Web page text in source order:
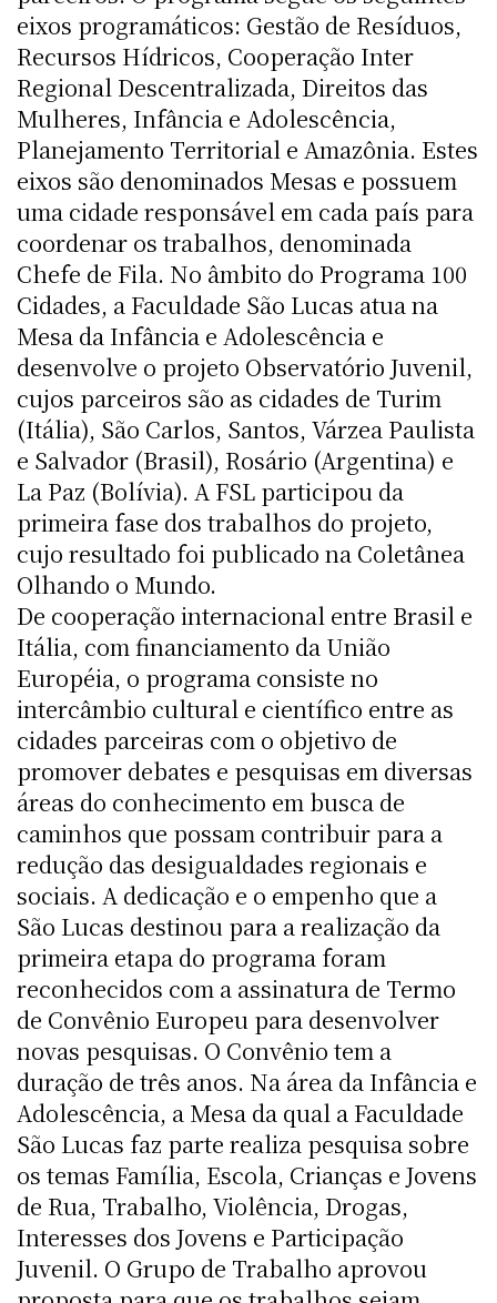
eixos programáticos: Gestão de Resíduos,
Recursos Hídricos, Cooperação Inter
Regional Descentralizada, Direitos das
Mulheres, Infância e Adolescência,
Planejamento Territorial e Amazônia. Estes
eixos são denominados Mesas e possuem
uma cidade responsável em cada país para
coordenar os trabalhos, denominada
Chefe de Fila. No âmbito do Programa 100
Cidades, a Faculdade São Lucas atua na
Mesa da Infância e Adolescência e
desenvolve o projeto Observatório Juvenil,
cujos parceiros são as cidades de Turim
(Itália), São Carlos, Santos, Várzea Paulista
e Salvador (Brasil), Rosário (Argentina) e
La Paz (Bolívia). A FSL participou da
primeira fase dos trabalhos do projeto,
cujo resultado foi publicado na Coletânea
Olhando o Mundo.
De cooperação internacional entre Brasil e
Itália, com financiamento da União
Européia, o programa consiste no
intercâmbio cultural e científico entre as
cidades parceiras com o objetivo de
promover debates e pesquisas em diversas
áreas do conhecimento em busca de
caminhos que possam contribuir para a
redução das desigualdades regionais e
sociais. A dedicação e o empenho que a
São Lucas destinou para a realização da
primeira etapa do programa foram
reconhecidos com a assinatura de Termo
de Convênio Europeu para desenvolver
novas pesquisas. O Convênio tem a
duração de três anos. Na área da Infância e
Adolescência, a Mesa da qual a Faculdade
São Lucas faz parte realiza pesquisa sobre
os temas Família, Escola, Crianças e Jovens
de Rua, Trabalho, Violência, Drogas,
Interesses dos Jovens e Participação
Juvenil. O Grupo de Trabalho aprovou